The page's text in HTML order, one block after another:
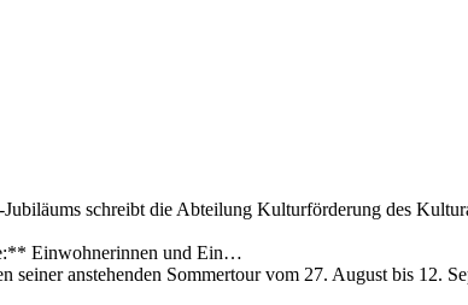
schreibt die Abteilung Kulturförderung des
Einwohnerinnen und Ein…
anstehenden Sommertour vom 27. August bis 12.